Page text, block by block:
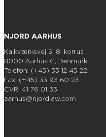
NJORD AARHUS
Kalkværksvej 5, 8. korrus
8000 Aarhus C, Denmark
Telefon: (+45) 33 12 45 22
Fax: (+45) 33 93 60 23
CVR: 41 76 01 33
aarhus@njordlaw.com